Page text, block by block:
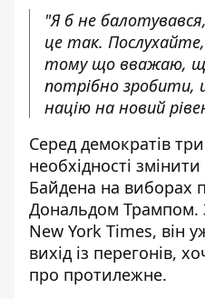
"Я б не
це так.
тому що вважаю,
потрібно
націю на новий
Серед демократів
необхідності
Байдена на виборах
Дональдом Трампом.
New York Times, він
вихід із перегонів,
про протилежне.